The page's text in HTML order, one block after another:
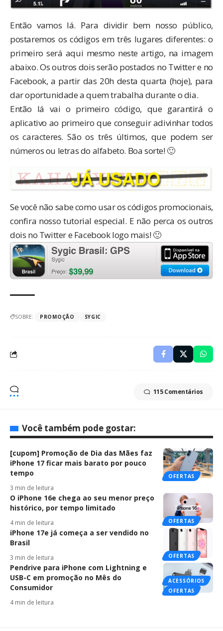
Então vamos lá. Para dividir bem nosso público,
postaremos os códigos em três lugares diferentes: o
primeiro será aqui mesmo neste artigo, na imagem
abaixo. Os outros dois serão postados no Twittere no
Facebook, a partir das 20h desta quarta (hoje), para
dar oportunidade a quem trabalha durante o dia.
Então lá vai o primeiro código, que garantirá o
aplicativo ao primeiro que conseguir adivinhar todos
os caracteres. São os três últimos, que podem ser
números ou letras do alfabeto. Boa sorte! 🙂
Se você não sabe como usar os códigos promocionais,
confira nossotutorial especial. E não perca os outros
dois no Twitter e Facebook logo mais! 🙂
SOBRE: PROMOÇÃO SYGIC
115 Comentários
Você também pode gostar:
OFERTAS
[cupom] Promoção de Dia das Mães faz
iPhone 17 ficar mais barato por pouco
tempo
3 min de leitura
OFERTAS
O iPhone 16e chega ao seu menor preço
histórico, por tempo limitado
4 min de leitura
OFERTAS
iPhone 17e já começa a ser vendido no
Brasil
3 min de leitura
ACESSÓRIOS
OFERTAS
Pendrive para iPhone com Lightning e
USB-C em promoção no Mês do
Consumidor
4 min de leitura